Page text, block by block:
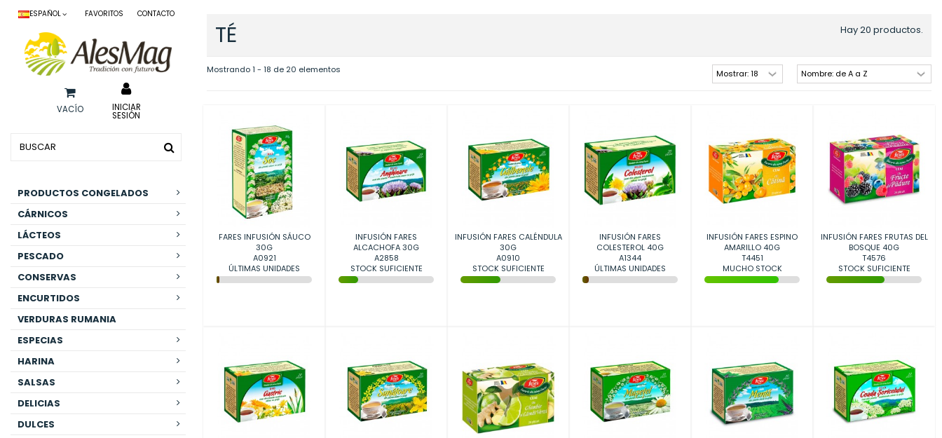
ESPAÑOL FAVORITOS CONTACTO
VACÍO INICIAR
SESIÓN
PRODUCTOS CONGELADOS
CÁRNICOS
LÁCTEOS
PESCADO
CONSERVAS
ENCURTIDOS
VERDURAS RUMANIA
ESPECIAS
HARINA
SALSAS
DELICIAS
DULCES
TÉ Hay 20 productos.
Mostrando 1 - 18 de 20 elementos
FARES INFUSIÓN SÁUCO
30G
A0921
ÚLTIMAS UNIDADES
INFUSIÓN FARES
ALCACHOFA 30G
A2858
STOCK SUFICIENTE
INFUSIÓN FARES CALÉNDULA
30G
A0910
STOCK SUFICIENTE
INFUSIÓN FARES
COLESTEROL 40G
A1344
ÚLTIMAS UNIDADES
INFUSIÓN FARES ESPINO
AMARILLO 40G
T4451
MUCHO STOCK
INFUSIÓN FARES FRUTAS DEL
BOSQUE 40G
T4576
STOCK SUFICIENTE